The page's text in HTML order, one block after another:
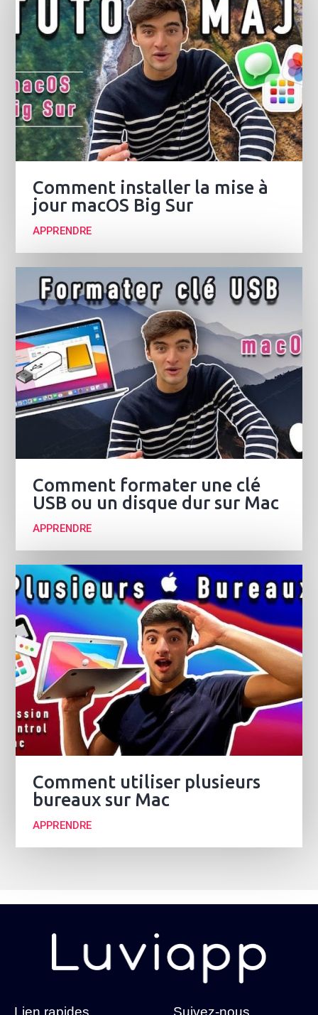
Comment installer la mise à
jour macOS Big Sur
APPRENDRE
Comment formater une clé
USB ou un disque dur sur Mac
APPRENDRE
Comment utiliser plusieurs
bureaux sur Mac
APPRENDRE